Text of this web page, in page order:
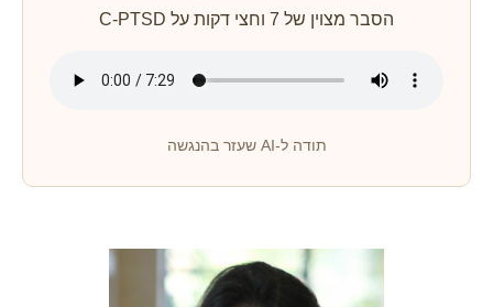
הסבר מצוין של 7 וחצי דקות על C-PTSD
תודה ל-AI שעזר בהנגשה